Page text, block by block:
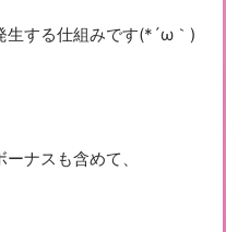
生する仕組みです(*´ω｀)
ナスも含めて、